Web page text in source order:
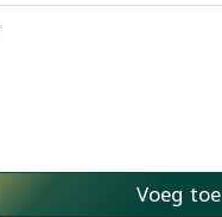
Voeg toe